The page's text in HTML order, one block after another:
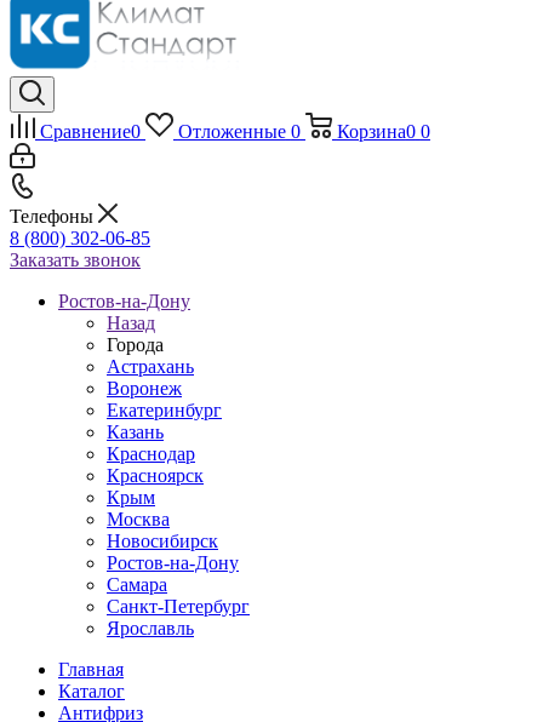
Сравнение0 Отложенные 0 Корзина0 0
Телефоны
8 (800) 302-06-85
Заказать звонок
Ростов-на-Дону
Назад
Города
Астрахань
Воронеж
Екатеринбург
Казань
Краснодар
Красноярск
Крым
Москва
Новосибирск
Ростов-на-Дону
Самара
Санкт-Петербург
Ярославль
Главная
Каталог
Антифриз